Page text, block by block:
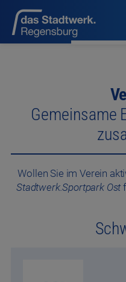
Gemeinsame
Wollen Sie im Verein
Stadtwerk.Sportpark Ost